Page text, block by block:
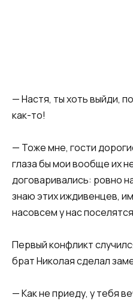
— Настя, ты хоть выйди,
как-то!
— Тоже мне, гости
глаза бы мои вообще их
договаривались: ровно
знаю этих иждивенцев,
насовсем у нас
Первый конфликт
брат Николая сделал
— Как не приеду, у тебя